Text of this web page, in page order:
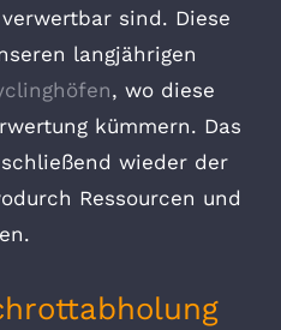
sind. Diese
langjährigen
, wo diese
kümmern. Das
wieder der
Ressourcen und